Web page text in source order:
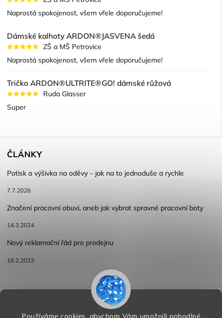
Používáme cookies, abychom Vám umožnili pohodlné
Naprostá spokojenost, všem vřele doporučujeme!
Dámské kalhoty ARDON®JASVENA šedá
ZŠ a MŠ Petrovice
Naprostá spokojenost, všem vřele doporučujeme!
Tričko ARDON®ULTRITE®GO! dámské růžová
Ruda Glasser
Super
ČLÁNKY
Potisk a výšivka na oděvy – jak na to jednoduše a rychle
7.7.2026
Značení pracovní obuvi, aneb jak vybrat spravné pracovní boty
14.3.2024
Nový reklamační řád pro prodejnu
16.2.2023
Reklamace a vracení zboží
Podmínky ochrany osobních údajů